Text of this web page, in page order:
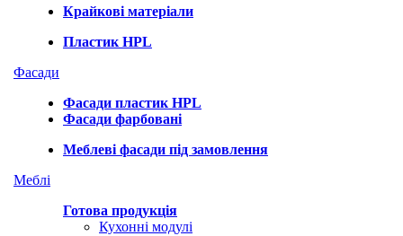
Крайкові матеріали
Пластик HPL
Фасади
Фасади пластик HPL
Фасади фарбовані
Меблеві фасади під замовлення
Меблі
Готова продукція
Кухонні модулі